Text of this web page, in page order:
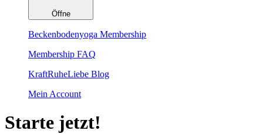
Öffne
Beckenbodenyoga Membership
Membership FAQ
KraftRuheLiebe Blog
Mein Account
Starte jetzt!